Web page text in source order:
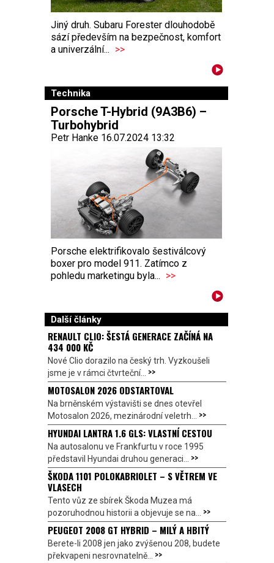
Jiný druh. Subaru Forester dlouhodobě
sází především na bezpečnost, komfort
a univerzální... >>
Technika
Porsche T-Hybrid (9A3B6) –
Turbohybrid
Petr Hanke 16.07.2024 13:32
Porsche elektrifikovalo šestiválcový
boxer pro model 911. Zatímco z
pohledu marketingu byla... >>
Další články
RENAULT CLIO: ŠESTÁ GENERACE ZAČÍNÁ NA
434 000 KČ
Nové Clio dorazilo na český trh. Vyzkoušeli
jsme je v rámci čtvrteční... >>
MOTOSALON 2026 ODSTARTOVAL
Na brněnském výstavišti se dnes otevřel
Motosalon 2026, mezinárodní veletrh... >>
HYUNDAI LANTRA 1.6 GLS: VLASTNÍ CESTOU
Na autosalonu ve Frankfurtu v roce 1995
představil Hyundai druhou generaci... >>
ŠKODA 1101 POLOKABRIOLET – S VĚTREM VE
VLASECH
Tento vůz ze sbírek Škoda Muzea má
pozoruhodnou historii a objevuje se na... >>
PEUGEOT 2008 GT HYBRID – MILÝ A HBITÝ
Berete-li 2008 jen jako zvýšenou 208, budete
překvapeni nesrovnatelně... >>